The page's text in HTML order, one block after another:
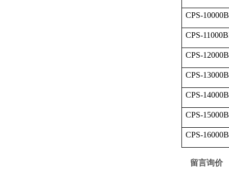
CPS-
CPS-
CPS-
CPS-
CPS-
CPS-
CPS-
留言询价